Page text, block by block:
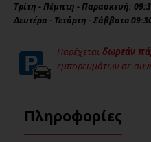
Τρίτη - Πέμπτη - Παρασκευή:
Δευτέρα - Τετάρτη - Σάββατο
Παρέχεται δωρεάν
εμπορευμάτων σε
Πληροφορίες